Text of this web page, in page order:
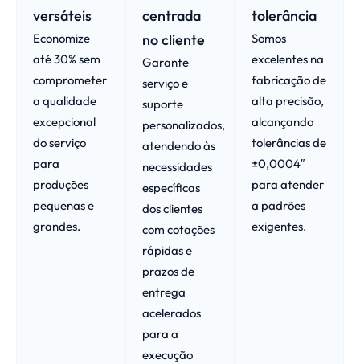
versáteis
Economize
até 30% sem
comprometer
a qualidade
excepcional
do serviço
para
produções
pequenas e
grandes.
centrada
no cliente
Garante
serviço e
suporte
personalizados,
atendendo às
necessidades
específicas
dos clientes
com cotações
rápidas e
prazos de
entrega
acelerados
para a
execução
tolerância
Somos
excelentes na
fabricação de
alta precisão,
alcançando
tolerâncias de
±0,0004″
para atender
a padrões
exigentes.